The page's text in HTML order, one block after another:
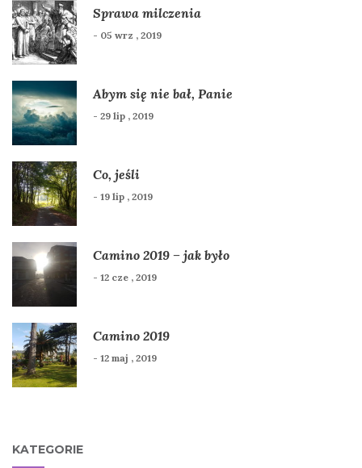
Sprawa milczenia
- 05 wrz , 2019
Abym się nie bał, Panie
- 29 lip , 2019
Co, jeśli
- 19 lip , 2019
Camino 2019 – jak było
- 12 cze , 2019
Camino 2019
- 12 maj , 2019
KATEGORIE